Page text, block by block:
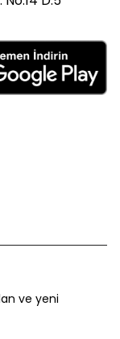
ve yeni